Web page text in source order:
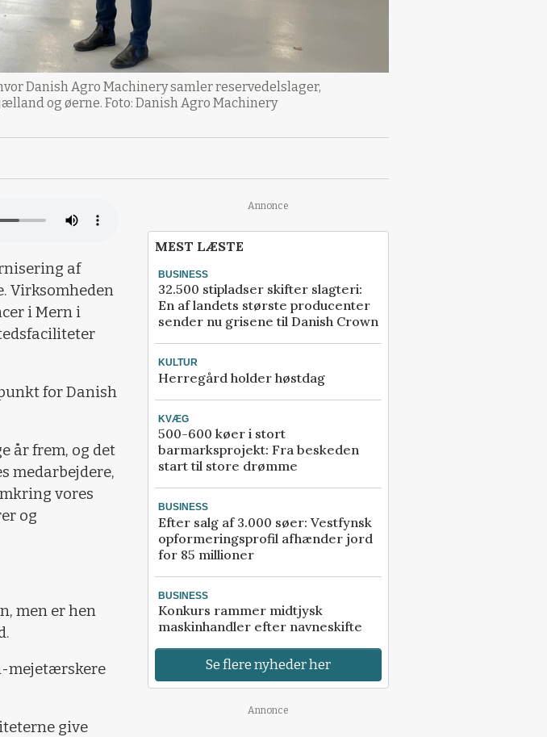
Danish Agro Machinery samler reservedelslager,
og øerne. Foto: Danish Agro Machinery
af
Virksomheden
i Mern i
for Danish
år frem, og det
medarbejdere,
vores
og
men er hen
mejetærskere
give
Annonce
MEST LÆSTE
BUSINESS
32.500 stipladser skifter slagteri:
En af landets største producenter
sender nu grisene til Danish Crown
KULTUR
Herregård holder høstdag
KVÆG
500-600 køer i stort
barmarksprojekt: Fra beskeden
start til store drømme
BUSINESS
Efter salg af 3.000 søer: Vestfynsk
opformeringsprofil afhænder jord
for 85 millioner
BUSINESS
Konkurs rammer midtjysk
maskinhandler efter navneskifte
Se flere nyheder her
Annonce